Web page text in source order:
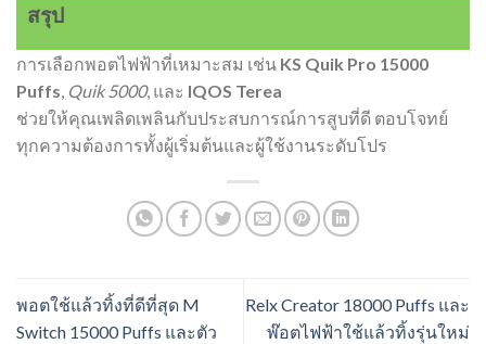
สรุป
การเลือกพอตไฟฟ้าที่เหมาะสม เช่น KS Quik Pro 15000
Puffs Quik 5000, และ IQOS Terea
ช่วยให้คุณเพลิดเพลินกับประสบการณ์การสูบที่ดี ตอบโจทย์
ทุกความต้องการทั้งผู้เริ่มต้นและผู้ใช้งานระดับโปร
พอตใช้แล้วทิ้งที่ดีที่สุด M
Switch 15000 Puffs และตัว
Relx Creator 18000 Puffs และ
พ๊อตไฟฟ้าใช้แล้วทิ้งรุ่นใหม่